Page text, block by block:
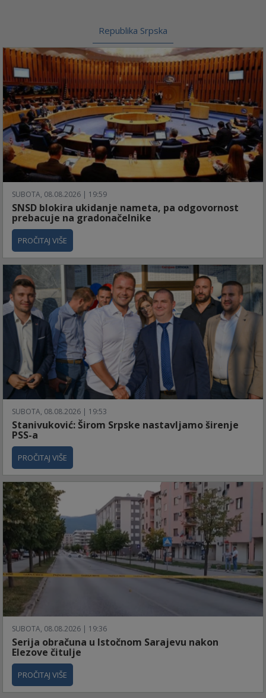
Republika Srpska
SUBOTA, 08.08.2026 | 19:59
SNSD blokira ukidanje nameta, pa odgovornost
prebacuje na gradonačelnike
PROČITAJ VIŠE
SUBOTA, 08.08.2026 | 19:53
Stanivuković: Širom Srpske nastavljamo širenje
PSS-a
PROČITAJ VIŠE
SUBOTA, 08.08.2026 | 19:36
Serija obračuna u Istočnom Sarajevu nakon
Elezove čitulje
PROČITAJ VIŠE